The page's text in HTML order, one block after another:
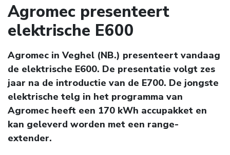
Agromec presenteert
elektrische E600
Agromec in Veghel (NB.) presenteert vandaag
de elektrische E600. De presentatie volgt zes
jaar na de introductie van de E700. De jongste
elektrische telg in het programma van
Agromec heeft een 170 kWh accupakket en
kan geleverd worden met een range-
extender.